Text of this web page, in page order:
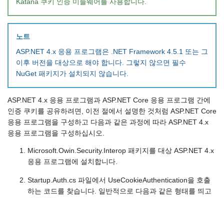
Katana 쿠키 인증 미들웨어를 사용합니다.
노트
ASP.NET 4.x 응용 프로그램은 .NET Framework 4.5.1 또는 그
이후 버전을 대상으로 해야 합니다. 그렇지 않으면 필수
NuGet 패키지가 설치되지 않습니다.
ASP.NET 4.x 응용 프로그램과 ASP.NET Core 응용 프로그램 간에
인증 쿠키를 공유하려면, 이전 절에서 설명한 것처럼 ASP.NET Core
응용 프로그램을 구성하고 다음과 같은 과정에 따라 ASP.NET 4.x
응용 프로그램을 구성하십시오.
Microsoft.Owin.Security.Interop 패키지를 대상 ASP.NET 4.x
응용 프로그램에 설치합니다.
Startup.Auth.cs 파일에서 UseCookieAuthentication을 호출
하는 코드를 찾습니다. 일반적으로 다음과 같은 형태를 띄고